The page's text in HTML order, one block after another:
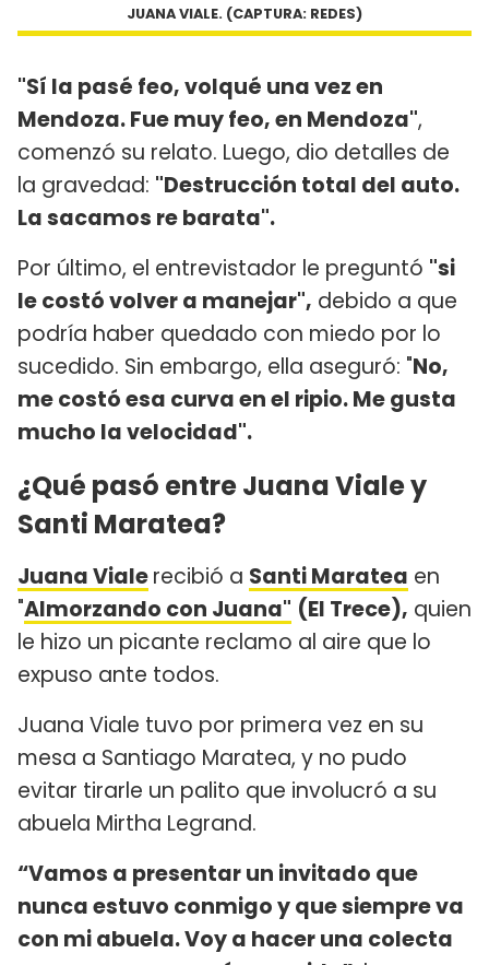
JUANA VIALE. (CAPTURA: REDES)
"Sí la pasé feo, volqué una vez en
Mendoza. Fue muy feo, en Mendoza",
comenzó su relato. Luego, dio detalles de
la gravedad: "Destrucción total del auto.
La sacamos re barata".
Por último, el entrevistador le preguntó "si
le costó volver a manejar", debido a que
podría haber quedado con miedo por lo
sucedido. Sin embargo, ella aseguró: "No,
me costó esa curva en el ripio. Me gusta
mucho la velocidad".
¿Qué pasó entre Juana Viale y
Santi Maratea?
Juana Vialerecibió a Santi Maratea en
"Almorzando con Juana" (El Trece), quien
le hizo un picante reclamo al aire que lo
expuso ante todos.
Juana Viale tuvo por primera vez en su
mesa a Santiago Maratea, y no pudo
evitar tirarle un palito que involucró a su
abuela Mirtha Legrand.
“Vamos a presentar un invitado que
nunca estuvo conmigo y que siempre va
con mi abuela. Voy a hacer una colecta